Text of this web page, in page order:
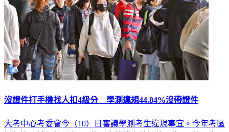
沒證件打手機找人扣4級分 學測違規44.84%沒帶證件
大考中心考委會今（10）日審議學測考生違規事宜。今年考區